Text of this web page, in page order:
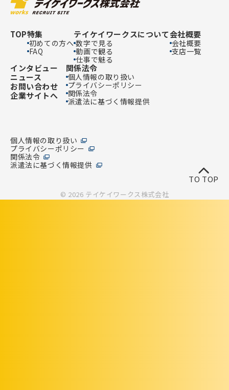
TOP特集
初めての方へ
FAQ
テイケイワークスについて
数字で見る
動画で観る
仕事で魅る
会社概要
会社概要
支店一覧
インタビュー
ニュース
お問い合わせ
企業サイトへ
関係法令
個人情報の取り扱い
プライバシーポリシー
関係法令
派遣法に基づく情報提供
個人情報の取り扱い
プライバシーポリシー
関係法令
派遣法に基づく情報提供
TO TOP
© 2026 テイケイワークス株式会社